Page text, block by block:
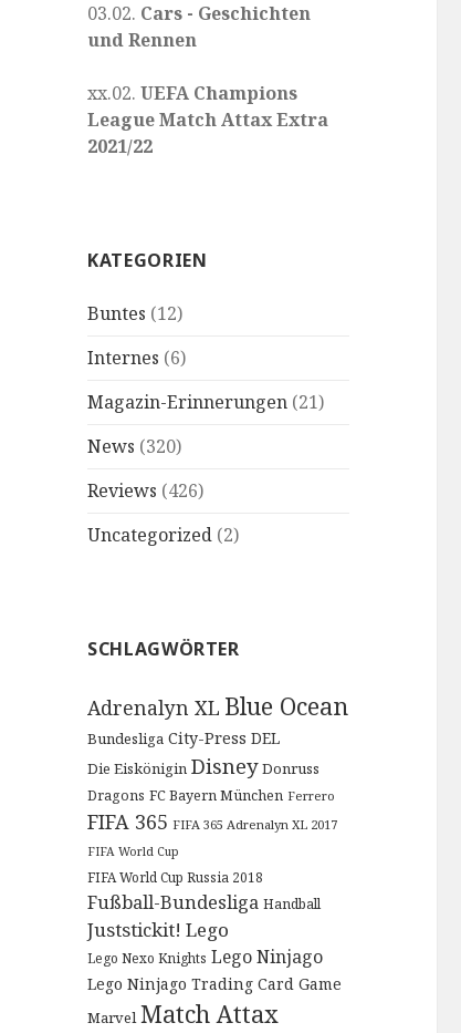
03.02. Cars - Geschichten
und Rennen
xx.02.UEFA Champions
League Match Attax Extra
2021/22
KATEGORIEN
Buntes (12)
Internes (6)
Magazin-Erinnerungen (21)
News (320)
Reviews (426)
Uncategorized (2)
SCHLAGWÖRTER
Adrenalyn XL Blue Ocean
Bundesliga City-Press DEL
Die Eiskönigin Disney Donruss
Dragons FC Bayern München Ferrero
FIFA 365 FIFA 365 Adrenalyn XL 2017
FIFA World Cup
FIFA World Cup Russia 2018
Fußball-Bundesliga Handball
Juststickit! Lego
Lego Nexo Knights Lego Ninjago
Lego Ninjago Trading Card Game
Marvel Match Attax